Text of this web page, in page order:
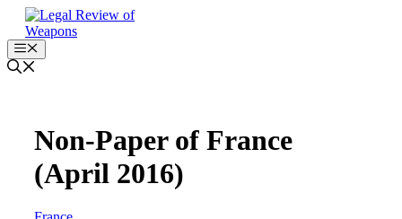
Skip
contentMenu
Non-Paper of France
(April 2016)